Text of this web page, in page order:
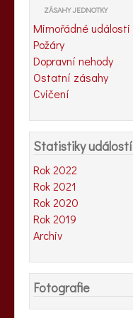
ZÁSAHY JEDNOTKY
Mimořádné události
Požáry
Dopravní nehody
Ostatní zásahy
Cvičení
Statistiky událostí
Rok 2022
Rok 2021
Rok 2020
Rok 2019
Archiv
Fotografie